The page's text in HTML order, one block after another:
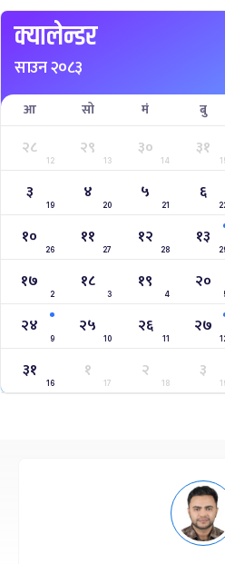
क्यालेन्डर
साउन २०८३
आ सो मं बु
२८
12
२९
13
३०
14
३१
३
19
४
20
५
21
६
१०
26
११
27
१२
28
१३
१७
2
१८
3
१९
4
२०
२४
9
२५
10
२६
11
२७
३१
16
१
17
२
18
३